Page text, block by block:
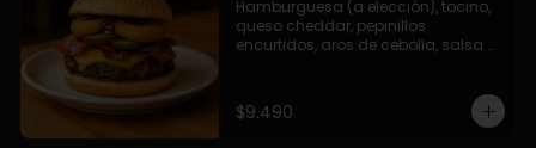
Hamburguesa (a elección), tocino,
queso cheddar, pepinillos
encurtidos, aros de cebolla, salsa
$9.490